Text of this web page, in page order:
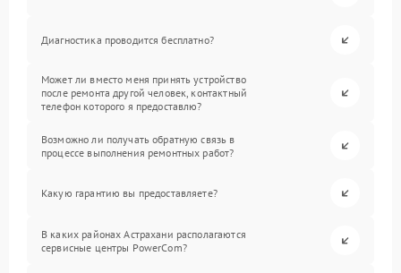
Диагностика проводится бесплатно?
Может ли вместо меня принять устройство
после ремонта другой человек, контактный
телефон которого я предоставлю?
Возможно ли получать обратную связь в
процессе выполнения ремонтных работ?
Какую гарантию вы предоставляете?
В каких районах Астрахани располагаются
сервисные центры PowerCom?